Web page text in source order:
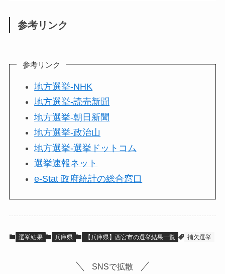
参考リンク
参考リンク
地方選挙-NHK
地方選挙-読売新聞
地方選挙-朝日新聞
地方選挙-政治山
地方選挙-選挙ドットコム
選挙速報ネット
e-Stat 政府統計の総合窓口
選挙結果 兵庫県 【兵庫県】西宮市の選挙結果一覧 補欠選挙
SNSで拡散